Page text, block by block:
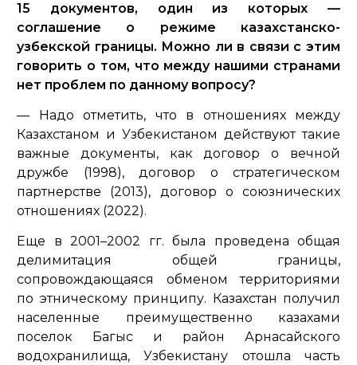
15 документов, один из которых —
соглашение о режиме казахстанско-
узбекской границы. Можно ли в связи с этим
говорить о том, что между нашими странами
нет проблем по данному вопросу?
— Надо отметить, что в отношениях между
Казахстаном и Узбекистаном действуют такие
важные документы, как договор о вечной
дружбе (1998), договор о стратегическом
партнерстве (2013), договор о союзнических
отношениях (2022).
Еще в 2001–2002 гг. была проведена общая
делимитация общей границы,
сопровождающаяся обменом территориями
по этническому принципу. Казахстан получил
населенные преимущественно казахами
поселок Багыс и район Арнасайского
водохранилища, Узбекистану отошла часть